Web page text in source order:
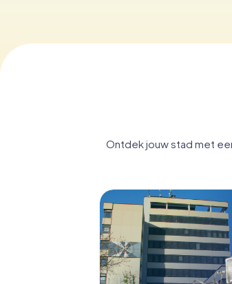
Ontdek jouw stad met